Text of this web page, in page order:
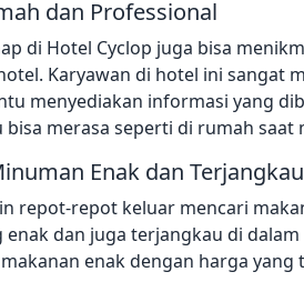
dan Professional
di Hotel Cyclop juga bisa
Karyawan di hotel ini sangat
menyediakan informasi yang
bisa merasa seperti di rumah saat
Enak dan Terjangkau
repot-repot keluar mencari
dan juga terjangkau di
enak dengan harga yang